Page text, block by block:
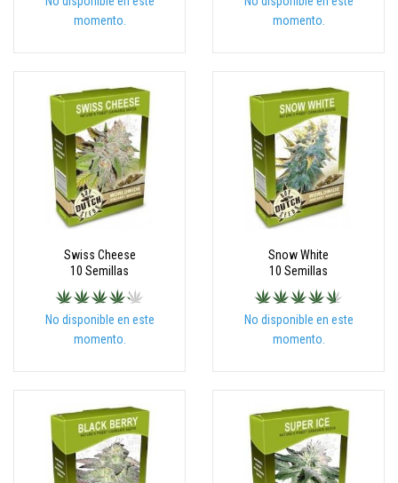
momento.
momento.
Swiss Cheese
10 Semillas
No disponible en este
momento.
Snow White
10 Semillas
No disponible en este
momento.